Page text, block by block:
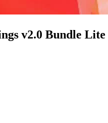
v2.0 Bundle Lite